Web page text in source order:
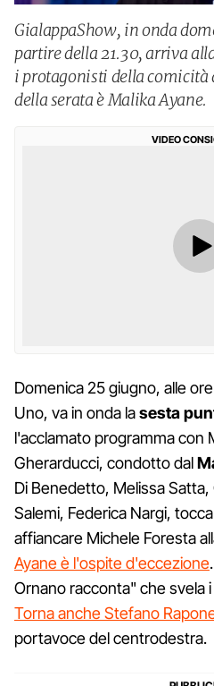
GialappaShow, in onda
partire della 21.30, arriva
i protagonisti della comicità
della serata è Malika Ayane.
VIDEO
Domenica 25 giugno, alle
Uno, va in onda lasesta
l'acclamato programma con
Gherarducci, condotto dal
Di Benedetto, Melissa
Salemi, Federica Nargi,
affiancare Michele Foresta
Ayane è l'ospite d'eccezione
Ornano racconta" che svela
Torna anche Stefano
portavoce del centrodestra.